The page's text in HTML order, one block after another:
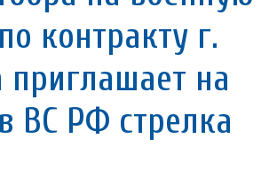
контракту г.
приглашает на
ВС РФ стрелка